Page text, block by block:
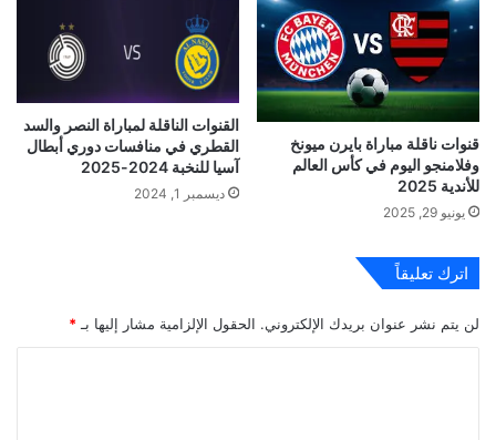
قنوات ناقلة مباراة بايرن ميونخ
وفلامنجو اليوم في كأس العالم
للأندية 2025
يونيو 29, 2025
القنوات الناقلة لمباراة النصر والسد
القطري في منافسات دوري أبطال
آسيا للنخبة 2024-2025
ديسمبر 1, 2024
اترك تعليقاً
لن يتم نشر عنوان بريدك الإلكتروني. الحقول الإلزامية مشار إليها بـ *